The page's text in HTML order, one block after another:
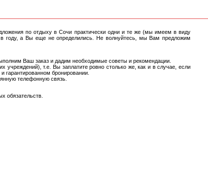
по отдыху в Сочи практически одни и те же (мы имеем в виду
году, а Вы еще не определились. Не волнуйтесь, мы Вам предложим
Ваш заказ и дадим необходимые советы и рекомендации.
т.е. Вы заплатите ровно столько же, как и в случае, если
гарантированном бронировании.
телефонную связь.
обязательств.